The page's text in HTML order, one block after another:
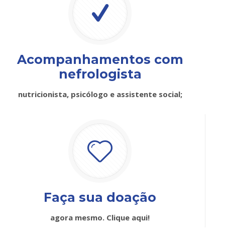
Acompanhamentos com
nefrologista
nutricionista, psicólogo e assistente social;
Faça sua doação
agora mesmo. Clique aqui!